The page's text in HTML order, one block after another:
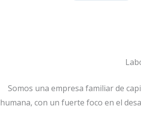
Somos una empresa familiar de
humana, con un fuerte foco en el